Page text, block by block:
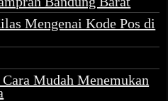
Mengenai Kode Pos di
Mudah Menemukan